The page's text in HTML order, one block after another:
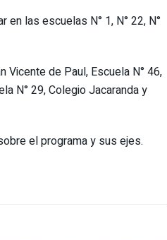
las escuelas N° 1, N° 22, N°
Vicente de Paul, Escuela N° 46,
N° 29, Colegio Jacaranda y
el programa y sus ejes.